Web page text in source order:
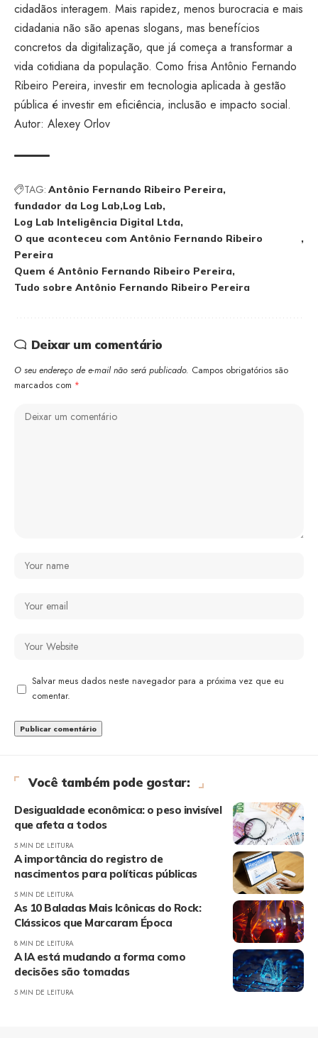
cidadãos interagem. Mais rapidez, menos burocracia e mais
cidadania não são apenas slogans, mas benefícios
concretos da digitalização, que já começa a transformar a
vida cotidiana da população. Como frisa Antônio Fernando
Ribeiro Pereira, investir em tecnologia aplicada à gestão
pública é investir em eficiência, inclusão e impacto social.
Autor: Alexey Orlov
TAG: Antônio Fernando Ribeiro Pereira
fundador da Log Lab Log Lab
Log Lab Inteligência Digital Ltda
O que aconteceu com Antônio Fernando Ribeiro
Pereira
Quem é Antônio Fernando Ribeiro Pereira
Tudo sobre Antônio Fernando Ribeiro Pereira
Deixar um comentário
O seu endereço de e-mail não será publicado. Campos obrigatórios são
marcados com *
Salvar meus dados neste navegador para a próxima vez que eu
comentar.
Você também pode gostar:
Desigualdade econômica: o peso invisível
que afeta a todos
5 MIN DE LEITURA
A importância do registro de
nascimentos para políticas públicas
5 MIN DE LEITURA
As 10 Baladas Mais Icônicas do Rock:
Clássicos que Marcaram Época
8 MIN DE LEITURA
A IA está mudando a forma como
decisões são tomadas
5 MIN DE LEITURA